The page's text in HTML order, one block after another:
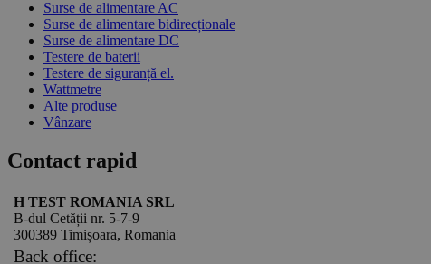
Surse de alimentare AC
Surse de alimentare bidirecționale
Surse de alimentare DC
Testere de baterii
Testere de siguranță el.
Wattmetre
Alte produse
Vânzare
Contact rapid
H TEST ROMANIA SRL
B-dul Cetății nr. 5-7-9
300389 Timișoara, Romania
Back office: